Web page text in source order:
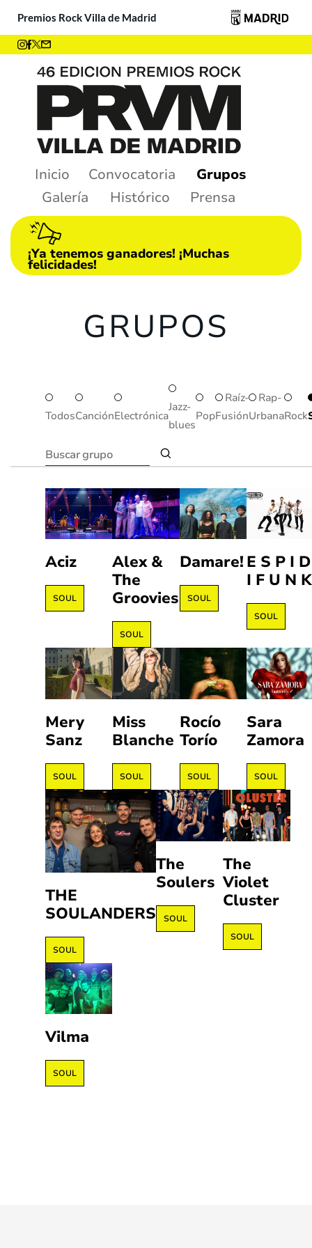
Premios Rock Villa de Madrid
Inicio Convocatoria
Grupos
Galería
Histórico Prensa
¡Ya tenemos ganadores! ¡Muchas
felicidades!
GRUPOS
TodosCanciónElectrónica
Jazz-
blues
Pop
Raíz-
Fusión
Rap-
UrbanaRock
Aciz
SOUL
Alex &
The
Groovies
SOUL
Damare!
SOUL
E S P I D
I F U N K
SOUL
Mery
Sanz
SOUL
Miss
Blanche
SOUL
Rocío
Torío
SOUL
Sara
Zamora
SOUL
THE
SOULANDERS
SOUL
The
Soulers
SOUL
The
Violet
Cluster
SOUL
Vilma
SOUL